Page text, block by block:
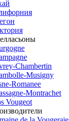
Chambertin
Musigny
Romanee
Montrachet
Vougeot